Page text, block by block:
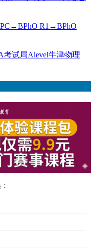
R1→BPhO
考试局标
Alevel牛津物理